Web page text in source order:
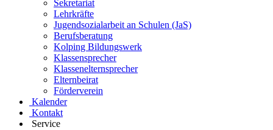
Sekretariat
Lehrkräfte
Jugendsozialarbeit an Schulen (JaS)
Berufsberatung
Kolping Bildungswerk
Klassensprecher
Klassenelternsprecher
Elternbeirat
Förderverein
Kalender
Kontakt
Service